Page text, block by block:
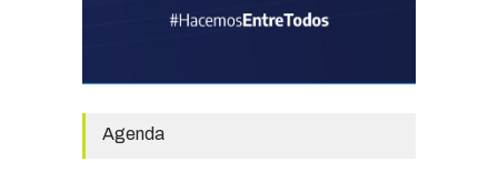
de las clases tras una obra
Agenda